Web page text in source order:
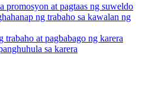
promosyon at pagtaas ng suweldo
ng trabaho sa kawalan ng
trabaho at pagbabago ng karera
sa karera